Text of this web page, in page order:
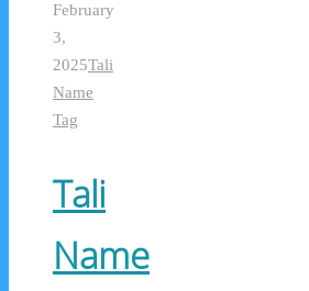
February
3,
2025Tali
Name
Tag
Tali
Name